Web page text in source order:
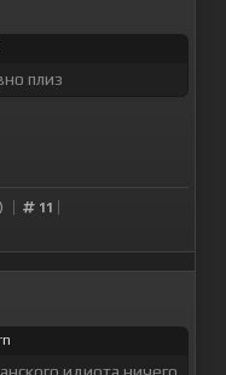
плиз
11
идиота ничего